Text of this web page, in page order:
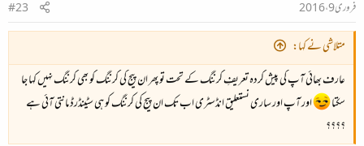
فروری 9، 2016
#23
متلاشی نے کہا:
عارف بھائی آپ کی پیش کردہ تعریفِ کرننگ کے تحت تو پھر ان پیج کی کرننگ کو بھی کرننگ نہیں کہا جا
سکتا
اور آپ اور ساری نستعلیق انڈسٹری اب تک ان پیج کی کرننگ کو ہی سٹینڈرڈ مانتی آئی ہے
؟؟؟؟